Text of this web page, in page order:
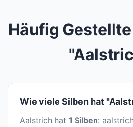
Häufig
Wie viele Silben hat
Aalstrich hat 1 Silben: